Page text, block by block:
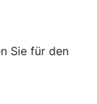
Sie für den